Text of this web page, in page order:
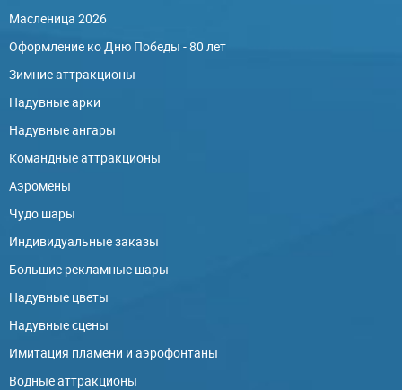
Масленица 2026
Оформление ко Дню Победы - 80 лет
Зимние аттракционы
Надувные арки
Надувные ангары
Командные аттракционы
Аэромены
Чудо шары
Индивидуальные заказы
Большие рекламные шары
Надувные цветы
Надувные сцены
Имитация пламени и аэрофонтаны
Водные аттракционы